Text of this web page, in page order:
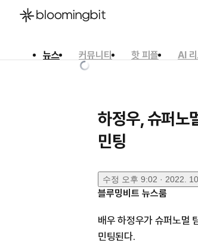
뉴스 커뮤니티 핫 피플 AI
하정우, 슈퍼노
민팅
수정 오후 9:02 · 2022.
블루밍비트 뉴스룸
배우 하정우가 슈퍼노
민팅된다.